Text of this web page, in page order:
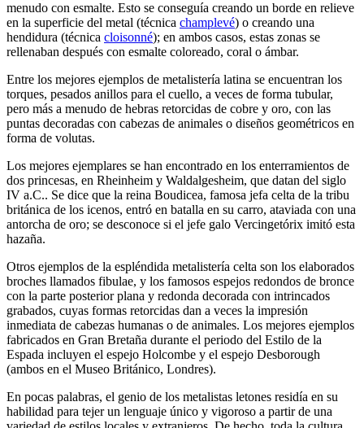
menudo con esmalte. Esto se conseguía creando un borde en relieve
en la superficie del metal (técnica champlevé) o creando una
hendidura (técnica cloisonné); en ambos casos, estas zonas se
rellenaban después con esmalte coloreado, coral o ámbar.
Entre los mejores ejemplos de metalistería latina se encuentran los
torques, pesados anillos para el cuello, a veces de forma tubular,
pero más a menudo de hebras retorcidas de cobre y oro, con las
puntas decoradas con cabezas de animales o diseños geométricos en
forma de volutas.
Los mejores ejemplares se han encontrado en los enterramientos de
dos princesas, en Rheinheim y Waldalgesheim, que datan del siglo
IV a.C.. Se dice que la reina Boudicea, famosa jefa celta de la tribu
británica de los icenos, entró en batalla en su carro, ataviada con una
antorcha de oro; se desconoce si el jefe galo Vercingetórix imitó esta
hazaña.
Otros ejemplos de la espléndida metalistería celta son los elaborados
broches llamados fibulae, y los famosos espejos redondos de bronce
con la parte posterior plana y redonda decorada con intrincados
grabados, cuyas formas retorcidas dan a veces la impresión
inmediata de cabezas humanas o de animales. Los mejores ejemplos
fabricados en Gran Bretaña durante el periodo del Estilo de la
Espada incluyen el espejo Holcombe y el espejo Desborough
(ambos en el Museo Británico, Londres).
En pocas palabras, el genio de los metalistas letones residía en su
habilidad para tejer un lenguaje único y vigoroso a partir de una